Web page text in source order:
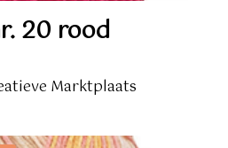
20 rood
Marktplaats